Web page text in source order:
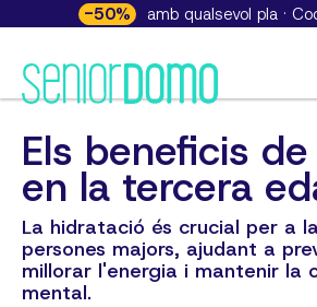
-50% amb qualsevol pla ·
Els beneficis
en la tercera
La hidratació és crucial per a
persones majors, ajudant a
millorar l'energia i mantenir la
mental.